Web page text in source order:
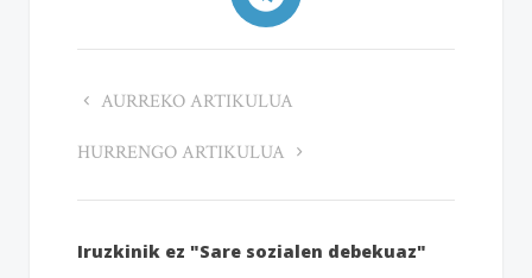
AURREKO ARTIKULUA
HURRENGO ARTIKULUA
Iruzkinik ez "Sare sozialen debekuaz"